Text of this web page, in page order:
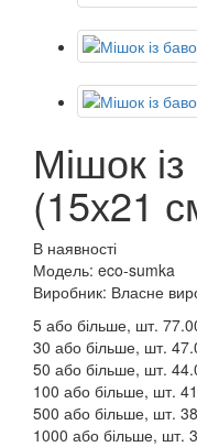
Мішок
(15х21
В наявності
Модель: eco-sumka
Виробник: Власне
5 або більше, шт.
30 або більше, шт.
50 або більше, шт.
100 або більше, шт.
500 або більше, шт.
1000 або більше, шт.